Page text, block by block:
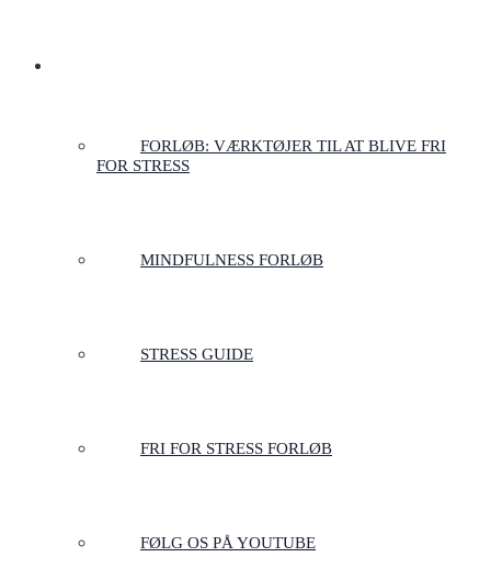
FORLØB: VÆRKTØJER TIL AT BLIVE FRI
FOR STRESS
MINDFULNESS FORLØB
STRESS GUIDE
FRI FOR STRESS FORLØB
FØLG OS PÅ YOUTUBE